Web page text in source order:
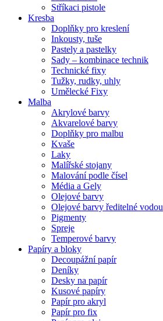
Stříkaci pistole
Kresba
Doplňky pro kreslení
Inkousty, tuše
Pastely a pastelky
Sady – kombinace technik
Technické fixy
Tužky, rudky, uhly
Umělecké Fixy
Malba
Akrylové barvy
Akvarelové barvy
Doplňky pro malbu
Kvaše
Laky
Malířské stojany
Malování podle čísel
Média a Gely
Olejové barvy
Olejové barvy ředitelné vodou
Pigmenty
Spreje
Temperové barvy
Papíry a bloky
Decoupážní papír
Deníky
Desky na papír
Kusové papíry
Papír pro akryl
Papír pro fix